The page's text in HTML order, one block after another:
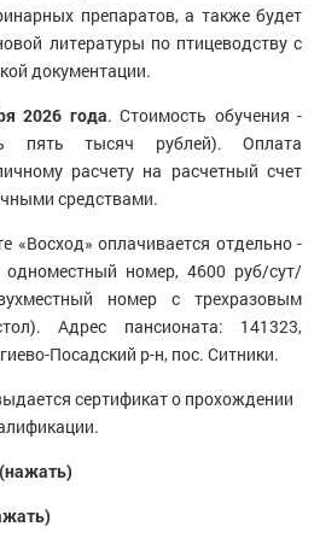
препаратов, а также будет
литературы по птицеводству с
документации.
2026 года. Стоимость обучения -
пять тысяч рублей). Оплата
расчету на расчетный счет
средствами.
«Восход» оплачивается отдельно -
одноместный номер, 4600 руб/сут/
номер с трехразовым
Адрес пансионата: 141323,
Посадский р-н, пос. Сит­ники.
сертификат о прохождении